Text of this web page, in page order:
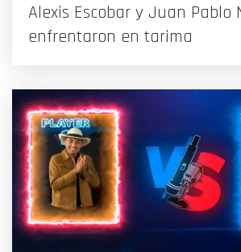
Alexis Escobar y Juan Pablo
enfrentaron en tarima